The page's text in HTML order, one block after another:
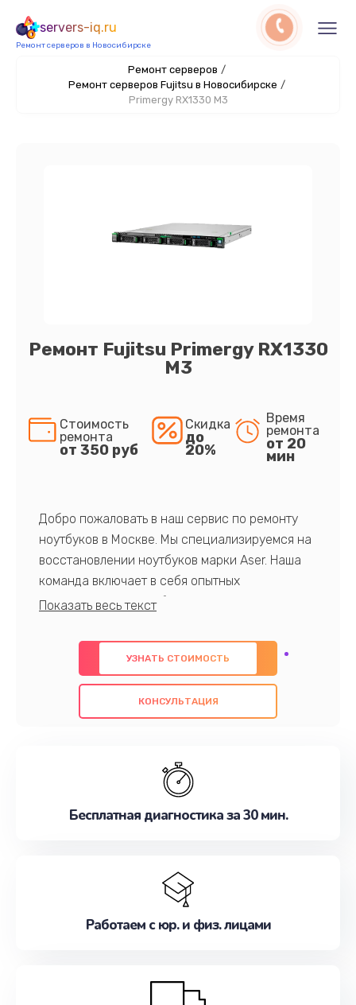
servers-iq.ru
Ремонт серверов в Новосибирске
Ремонт серверов /
Ремонт серверов Fujitsu в Новосибирске /
Primergy RX1330 M3
Ремонт Fujitsu Primergy RX1330
M3
Стоимость
ремонта
от 350 руб
Скидка
до
20%
Время
ремонта
от 20
мин
Добро пожаловать в наш сервис по ремонту
ноутбуков в Москве. Мы специализируемся на
восстановлении ноутбуков марки Aser. Наша
команда включает в себя опытных
профессионалов с обширными знаниями и
предлагаем быстрый и качественный ремонт с
использованием оригинальных компонентов, а
также гарантируем качество всех
проведенных работ. Наша цель - предоставить
наилучшим образом. Не медлите записаться на
УЗНАТЬ СТОИМОСТЬ
КОНСУЛЬТАЦИЯ
Бесплатная диагностика за 30 мин.
Работаем с юр. и физ. лицами